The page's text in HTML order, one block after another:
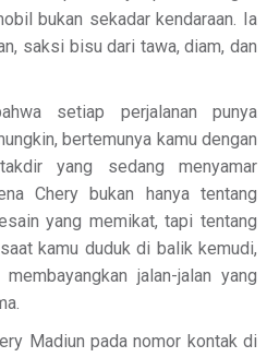
bukan sekadar kendaraan. Ia
saksi bisu dari tawa, diam, dan
setiap perjalanan punya
bertemunya kamu dengan
yang sedang menyamar
Chery bukan hanya tentang
yang memikat, tapi tentang
kamu duduk di balik kemudi,
jalan-jalan yang
Madiun pada nomor kontak di